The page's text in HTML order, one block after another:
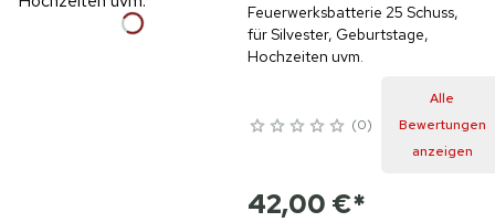
Feuerwerksbatterie 25 Schuss,
für Silvester, Geburtstage,
Hochzeiten uvm.
0
Alle
Bewertungen
anzeigen
42,00 €*